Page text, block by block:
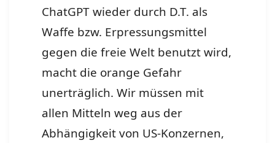
ChatGPT wieder durch D.T. als
Waffe bzw. Erpressungsmittel
gegen die freie Welt benutzt wird,
macht die orange Gefahr
unerträglich. Wir müssen mit
allen Mitteln weg aus der
Abhängigkeit von US-Konzernen,